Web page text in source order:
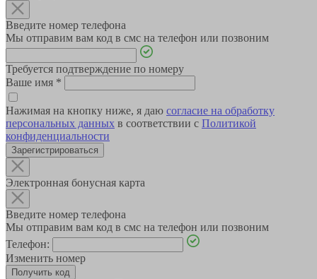
Введите номер телефона
Мы отправим вам код в смс на телефон или позвоним
Требуется подтверждение по номеру
Ваше имя *
Нажимая на кнопку ниже, я даю согласие на обработку
персональных данных в соответствии с Политикой
конфиденциальности
Зарегистрироваться
Электронная бонусная карта
Введите номер телефона
Мы отправим вам код в смс на телефон или позвоним
Телефон:
Изменить номер